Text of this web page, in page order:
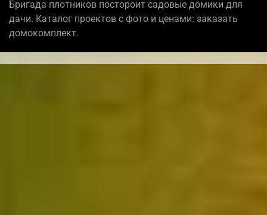
Бригада плотников постороит садовые домики для
дачи. Каталог проектов с фото и ценами: заказать
домокомплект.